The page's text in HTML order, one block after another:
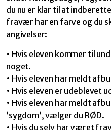
du nu er klar til at
fravær har en farve og du
angivelser:
• Hvis eleven kommer til
noget.
• Hvis eleven har meldt
• Hvis eleven er udeblevet
• Hvis eleven har meldt
’sygdom’, vælger du RØD.
• Hvis du selv har været